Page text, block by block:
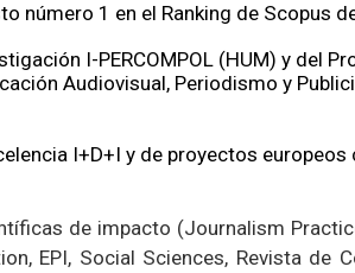
número 1 en el Ranking de Scopus
I-PERCOMPOL (HUM) y del
Audiovisual, Periodismo y
I+D+I y de proyectos europeos
de impacto (Journalism
EPI, Social Sciences, Revista de